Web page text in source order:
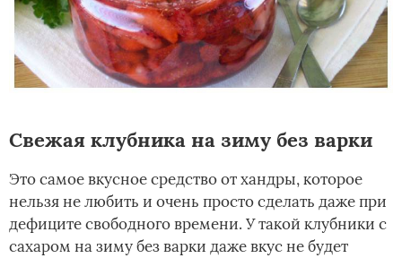
Свежая клубника на зиму без варки
Это самое вкусное средство от хандры, которое
нельзя не любить и очень просто сделать даже при
дефиците свободного времени. У такой клубники с
сахаром на зиму без варки даже вкус не будет